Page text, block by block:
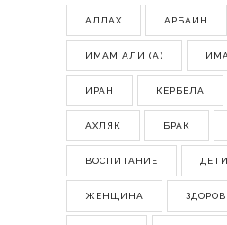
АЛЛАХ АРБАИН
ИМАМ АЛИ (А)
ИРАН КЕРБЕЛА
АХЛЯК БРАК
ВОСПИТАНИЕ ДЕТИ
ЖЕНЩИНА